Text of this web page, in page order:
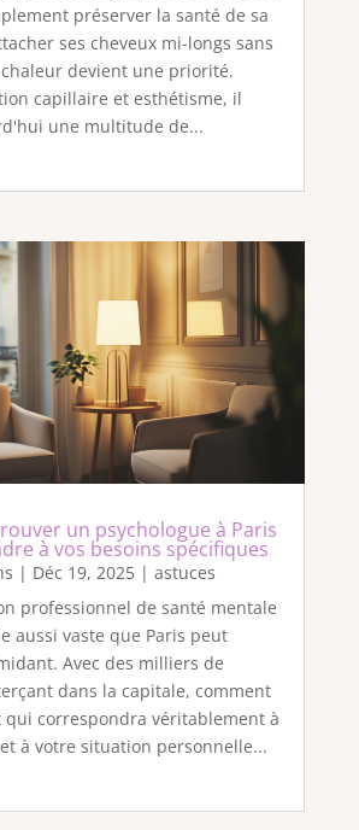
préserver la santé de sa
ses cheveux mi-longs sans
devient une priorité.
capillaire et esthétisme, il
une multitude de...
un psychologue à Paris
à vos besoins spécifiques
| Déc 19, 2025| astuces
professionnel de santé mentale
aussi vaste que Paris peut
Avec des milliers de
dans la capitale, comment
qui correspondra véritablement à
à votre situation personnelle...